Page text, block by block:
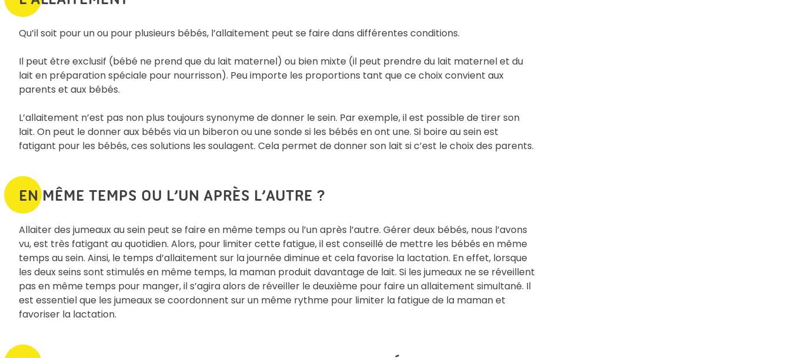
Qu’il soit pour un ou pour plusieurs bébés, l’allaitement peut se faire dans différentes conditions.
Il peut être exclusif (bébé ne prend que du lait maternel) ou bien mixte (il peut prendre du lait maternel et du
lait en préparation spéciale pour nourrisson). Peu importe les proportions tant que ce choix convient aux
parents et aux bébés.
L’allaitement n’est pas non plus toujours synonyme de donner le sein. Par exemple, il est possible de tirer son
lait. On peut le donner aux bébés via un biberon ou une sonde si les bébés en ont une. Si boire au sein est
fatigant pour les bébés, ces solutions les soulagent. Cela permet de donner son lait si c’est le choix des parents.
EN MÊME TEMPS OU L’UN APRÈS L’AUTRE ?
Allaiter des jumeaux au sein peut se faire en même temps ou l’un après l’autre. Gérer deux bébés, nous l’avons
vu, est très fatigant au quotidien. Alors, pour limiter cette fatigue, il est conseillé de mettre les bébés en même
temps au sein. Ainsi, le temps d’allaitement sur la journée diminue et cela favorise la lactation. En effet, lorsque
les deux seins sont stimulés en même temps, la maman produit davantage de lait. Si les jumeaux ne se réveillent
pas en même temps pour manger, il s’agira alors de réveiller le deuxième pour faire un allaitement simultané. Il
est essentiel que les jumeaux se coordonnent sur un même rythme pour limiter la fatigue de la maman et
favoriser la lactation.